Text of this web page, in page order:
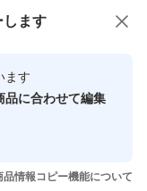
ーザーです
せた実績があります
します
ます
品に合わせて編集
品情報コピー機能について